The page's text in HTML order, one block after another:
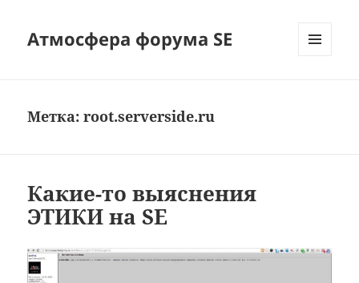
Атмосфера форума SE
Метка:root.serverside.ru
Какие-то выяснения
ЭТИКИ на SE